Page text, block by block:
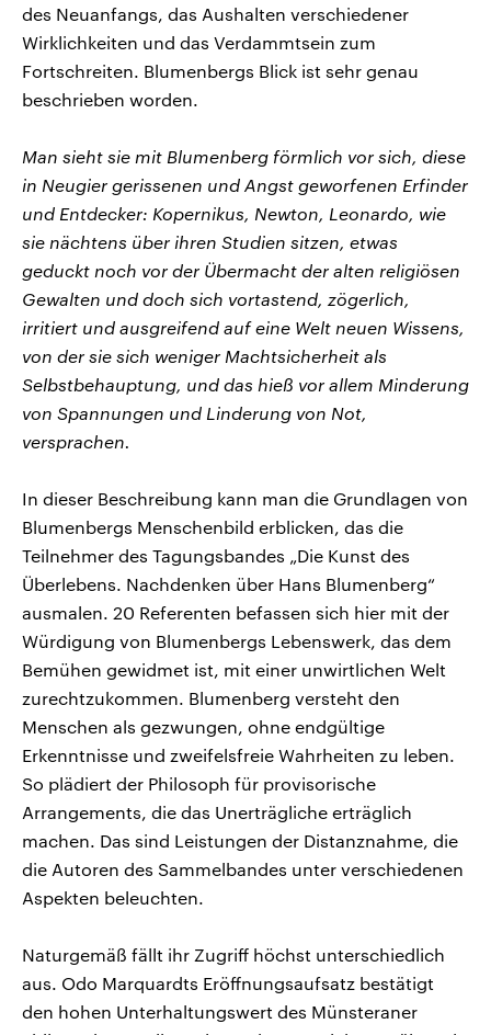
des Neuanfangs, das Aushalten verschiedener
Wirklichkeiten und das Verdammtsein zum
Fortschreiten. Blumenbergs Blick ist sehr genau
beschrieben worden.
Man sieht sie mit Blumenberg förmlich vor sich, diese
in Neugier gerissenen und Angst geworfenen Erfinder
und Entdecker: Kopernikus, Newton, Leonardo, wie
sie nächtens über ihren Studien sitzen, etwas
geduckt noch vor der Übermacht der alten religiösen
Gewalten und doch sich vortastend, zögerlich,
irritiert und ausgreifend auf eine Welt neuen Wissens,
von der sie sich weniger Machtsicherheit als
Selbstbehauptung, und das hieß vor allem Minderung
von Spannungen und Linderung von Not,
versprachen.
In dieser Beschreibung kann man die Grundlagen von
Blumenbergs Menschenbild erblicken, das die
Teilnehmer des Tagungsbandes „Die Kunst des
Überlebens. Nachdenken über Hans Blumenberg“
ausmalen. 20 Referenten befassen sich hier mit der
Würdigung von Blumenbergs Lebenswerk, das dem
Bemühen gewidmet ist, mit einer unwirtlichen Welt
zurechtzukommen. Blumenberg versteht den
Menschen als gezwungen, ohne endgültige
Erkenntnisse und zweifelsfreie Wahrheiten zu leben.
So plädiert der Philosoph für provisorische
Arrangements, die das Unerträgliche erträglich
machen. Das sind Leistungen der Distanznahme, die
die Autoren des Sammelbandes unter verschiedenen
Aspekten beleuchten.
Naturgemäß fällt ihr Zugriff höchst unterschiedlich
aus. Odo Marquardts Eröffnungsaufsatz bestätigt
den hohen Unterhaltungswert des Münsteraner